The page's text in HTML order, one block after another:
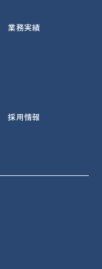
業務実績
採用情報